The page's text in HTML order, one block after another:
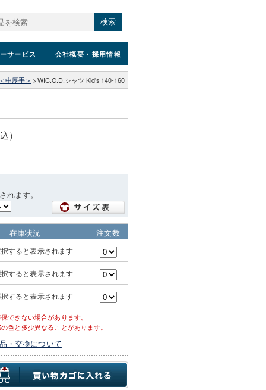
検索
サービス 会社概要 ・採用情報
中厚手＞ > WIC.O.D.シャツ Kid's 140-160
）
れます。
在庫状況 注文数
すると表示されます
すると表示されます
すると表示されます
できない場合があります。
色と多少異なることがあります。
・交換について